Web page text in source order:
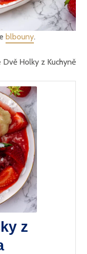
blbouny.
Dvě Holky z Kuchyně
z